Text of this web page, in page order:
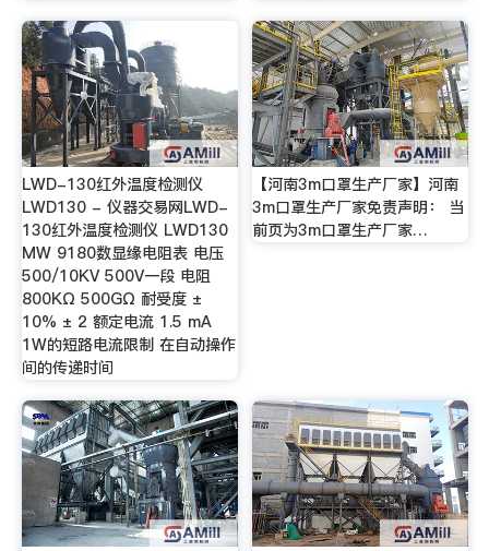
LWD-130红外温度检测仪
LWD130 - 仪器交易网LWD-
130红外温度检测仪 LWD130
MW 9180数显缘电阻表 电压
500/10KV 500V一段 电阻
800KΩ 500GΩ 耐受度 ±
10% ± 2 额定电流 1.5 mA
1W的短路电流限制 在自动操作
间的传递时间
【河南3m口罩生产厂家】河南
3m口罩生产厂家免责声明： 当
前页为3m口罩生产厂家…